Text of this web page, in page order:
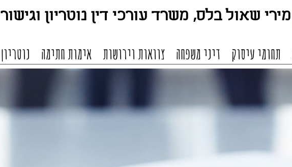
מירי שאול בלס, משרד עורכי דין נוטריון וגישור
תחומי עיסוק דיני משפחה צוואות וירושות אימות חתימה נוטריון